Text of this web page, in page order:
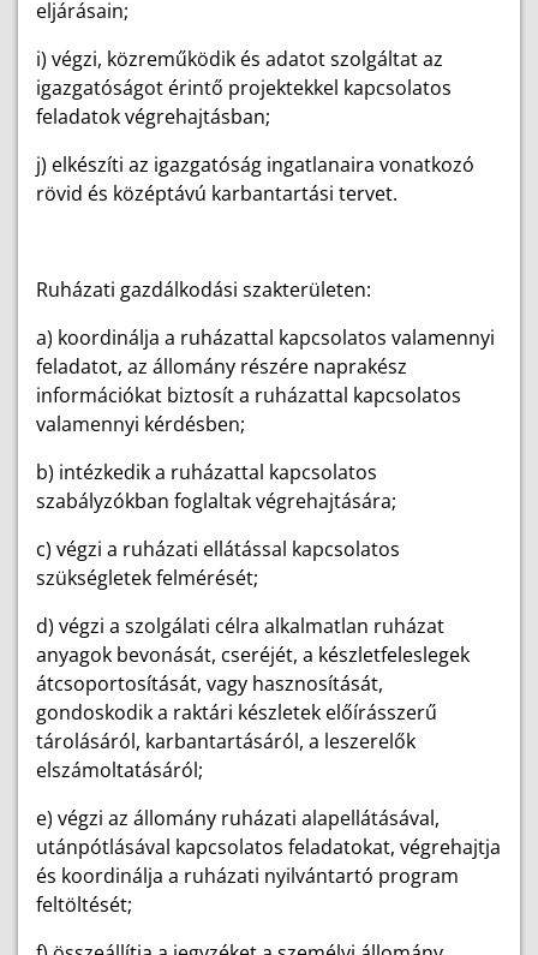
eljárásain;
i) végzi, közreműködik és adatot szolgáltat az
igazgatóságot érintő projektekkel kapcsolatos
feladatok végrehajtásban;
j) elkészíti az igazgatóság ingatlanaira vonatkozó
rövid és középtávú karbantartási tervet.
Ruházati gazdálkodási szakterületen:
a) koordinálja a ruházattal kapcsolatos valamennyi
feladatot, az állomány részére naprakész
információkat biztosít a ruházattal kapcsolatos
valamennyi kérdésben;
b) intézkedik a ruházattal kapcsolatos
szabályzókban foglaltak végrehajtására;
c) végzi a ruházati ellátással kapcsolatos
szükségletek felmérését;
d) végzi a szolgálati célra alkalmatlan ruházat
anyagok bevonását, cseréjét, a készletfeleslegek
átcsoportosítását, vagy hasznosítását,
gondoskodik a raktári készletek előírásszerű
tárolásáról, karbantartásáról, a leszerelők
elszámoltatásáról;
e) végzi az állomány ruházati alapellátásával,
utánpótlásával kapcsolatos feladatokat, végrehajtja
és koordinálja a ruházati nyilvántartó program
feltöltését;